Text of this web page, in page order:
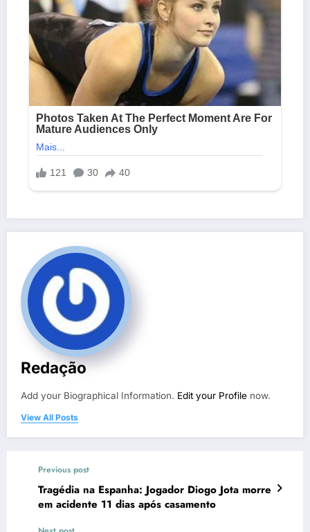
Redação
Add your Biographical Information. Edit your Profile now.
View All Posts
Previous post
Tragédia na Espanha: Jogador Diogo Jota morre
em acidente 11 dias após casamento